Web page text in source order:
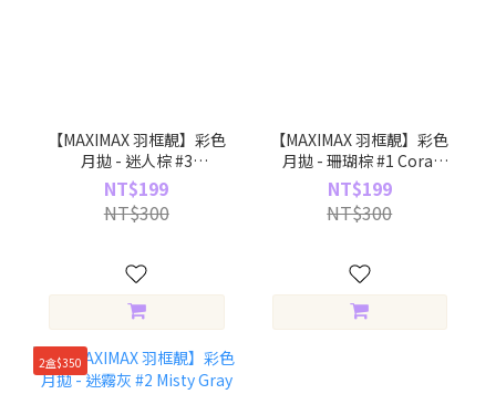
【MAXIMAX 羽框靚】彩色
月拋 - 迷人棕 #3
Charming Brown (3片裝)
NT$199
NT$300
【MAXIMAX 羽框靚】彩色
月拋 - 珊瑚棕 #1 Coral
Brown (3片裝)
NT$199
NT$300
2盒$350